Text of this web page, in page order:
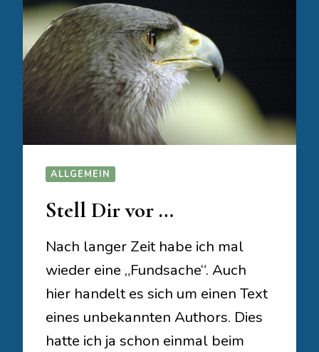
ALLGEMEIN
Stell Dir vor …
Nach langer Zeit habe ich mal
wieder eine „Fundsache“. Auch
hier handelt es sich um einen Text
eines unbekannten Authors. Dies
hatte ich ja schon einmal beim